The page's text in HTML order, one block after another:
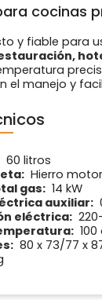
cocinas
y fiable para
el manejo y
60 litros
Hierro
gas: 14 kW
auxiliar:
eléctrica:
100
80 x 73/77 x